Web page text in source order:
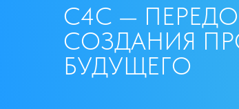
С4С —
СОЗДАНИЯ
БУДУЩЕГО